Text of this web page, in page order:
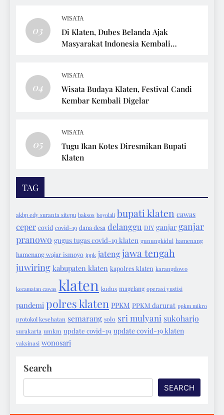
03
WISATA
Di Klaten, Dubes Belanda Ajak
Masyarakat Indonesia Kembali
04
WISATA
Wisata Budaya Klaten, Festival Candi
Kembar Kembali Digelar
05
WISATA
Tugu Ikan Kotes Diresmikan Bupati
Klaten
TAG
akbp edy suranta sitepu baksos boyolali bupati klaten cawas
ceper covid covid-19 dana desa delanggu DIY ganjar ganjar
pranowo gugus tugas covid-19 klaten gunungkidul hamenang
hamenang wajar ismoyo ippk jatengjawa tengah
juwiring kabupaten klaten kapolres klaten karangdowo
kecamatan cawas klaten kudus magelang operasi yustisi
pandemi polres klaten PPKM PPKM darurat ppkm mikro
protokol kesehatan semarang solo sri mulyani sukoharjo
surakarta umkm update covid-19 update covid-19 klaten
vaksinasi wonosari
Search
SEARCH